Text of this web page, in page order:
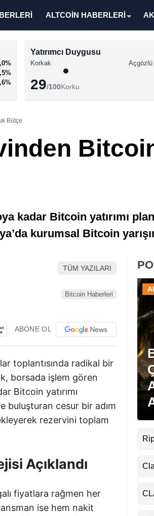
ALTCOİN HABERLERİ
Yatırımcı Duygusu
Korkak Açgözlü
29/100Korku
Bütçe
kadar Bitcoin yatırımı
kurumsal Bitcoin
TÜM YAZILARI
Bitcoin Haberleri
ABONE OL
toplantısında radikal bir
borsada işlem gören
Bitcoin yatırımı
buluşturan cesur bir adım
rezervini toplam
Açıklandı
fiyatlara rağmen her
ise hem nakit